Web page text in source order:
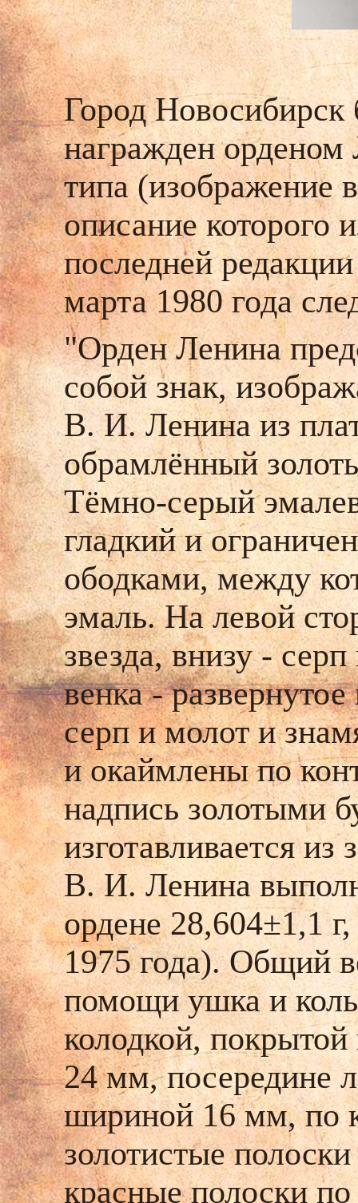
Город Новосибирск
награжден
типа (изображение
описание которого
последней
марта 1980 года
"Орден Ленина
собой знак,
В. И. Ленина из
обрамлённый
Тёмно-серый
гладкий и
ободками, между
эмаль. На левой
звезда, внизу -
венка -
серп и молот и
и окаймлены по
надпись
изготавливается
В. И. Ленина
ордене 28,604±1,1
1975 года). Общий
помощи ушка и
колодкой,
24 мм, посередине
шириной 16 мм, по
золотистые
красные полоски